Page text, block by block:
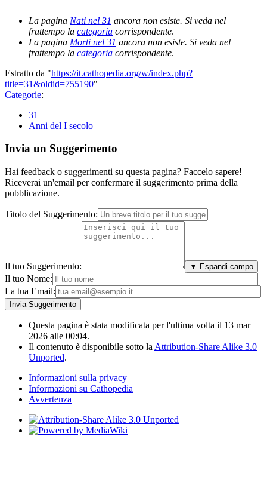
La pagina Nati nel 31 ancora non esiste. Si veda nel
frattempo la categoria corrispondente.
La pagina Morti nel 31 ancora non esiste. Si veda nel
frattempo la categoria corrispondente.
Estratto da "https://it.cathopedia.org/w/index.php?
title=31&oldid=755190"
Categorie:
31
Anni del I secolo
Invia un Suggerimento
Hai feedback o suggerimenti su questa pagina? Faccelo sapere!
Riceverai un'email per confermare il suggerimento prima della
pubblicazione.
Titolo del Suggerimento:
Il tuo Suggerimento: ▼ Espandi campo
Il tuo Nome:
La tua Email:
Questa pagina è stata modificata per l'ultima volta il 13 mar
2026 alle 00:04.
Il contenuto è disponibile sotto la Attribution-Share Alike 3.0
Unported.
Informazioni sulla privacy
Informazioni su Cathopedia
Avvertenza